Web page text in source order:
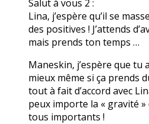
Salut à vous 2 :
Lina, j’espère qu’il se
des positives ! J’attends
mais prends ton temps …
Maneskin, j’espère que tu
mieux même si ça prends
tout à fait d’accord avec
peux importe la « gravité
tous importants !